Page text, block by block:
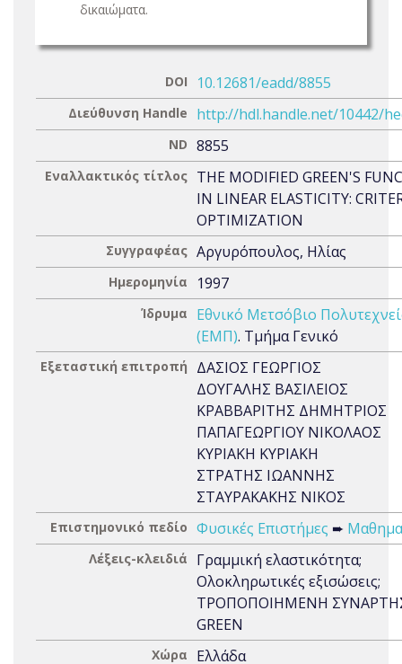
δικαιώματα.
DOI 10.12681/eadd/8855
Διεύθυνση Handle http://hdl.handle.net/10442/
ND 8855
Εναλλακτικός τίτλος THE MODIFIED GREEN'S
IN LINEAR ELASTICITY:
OPTIMIZATION
Συγγραφέας Αργυρόπουλος, Ηλίας
Ημερομηνία 1997
Ίδρυμα
Εθνικό Μετσόβιο
(ΕΜΠ). Τμήμα Γενικό
Εξεταστική επιτροπή
ΔΑΣΙΟΣ ΓΕΩΡΓΙΟΣ
ΔΟΥΓΑΛΗΣ ΒΑΣΙΛΕΙΟΣ
ΚΡΑΒΒΑΡΙΤΗΣ ΔΗΜΗΤΡΙΟΣ
ΠΑΠΑΓΕΩΡΓΙΟΥ ΝΙΚΟΛΑΟΣ
ΚΥΡΙΑΚΗ ΚΥΡΙΑΚΗ
ΣΤΡΑΤΗΣ ΙΩΑΝΝΗΣ
ΣΤΑΥΡΑΚΑΚΗΣ ΝΙΚΟΣ
Επιστημονικό πεδίο Φυσικές Επιστήμες ➨
Λέξεις-κλειδιά
Γραμμική ελαστικότητα;
Ολοκληρωτικές εξισώσεις;
ΤΡΟΠΟΠΟΙΗΜΕΝΗ
GREEN
Χώρα Ελλάδα